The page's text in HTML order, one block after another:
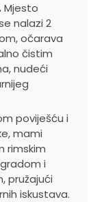
Mjesto
nalazi 2
očarava
čistim
nudeći
poviješću i
mami
rimskim
i
pružajući
iskustava.